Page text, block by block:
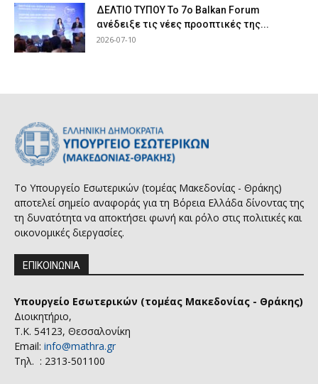
ΔΕΛΤΙΟ ΤΥΠΟΥ Το 7ο Balkan Forum
ανέδειξε τις νέες προοπτικές της...
2026-07-10
Το Υπουργείο Εσωτερικών (τομέας Μακεδονίας - Θράκης)
αποτελεί σημείο αναφοράς για τη Βόρεια Ελλάδα δίνοντας της
τη δυνατότητα να αποκτήσει φωνή και ρόλο στις πολιτικές και
οικονομικές διεργασίες.
ΕΠΙΚΟΙΝΩΝΙΑ
Υπουργείο Εσωτερικών (τομέας Μακεδονίας - Θράκης)
Διοικητήριο,
Τ.Κ. 54123, Θεσσαλονίκη
Email: info@mathra.gr
Τηλ. : 2313-501100